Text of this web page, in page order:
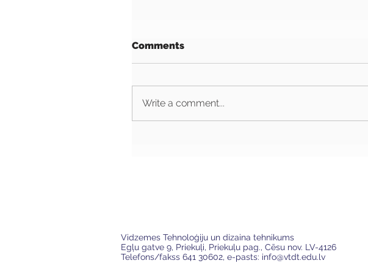
Comments
Write a comment...
Vidzemes Tehnoloģiju un dizaina tehnikums
Egļu gatve 9, Priekuļi, Priekuļu pag., Cēsu nov. LV-4126
Telefons/fakss 641 30602, e-pasts: info@vtdt.edu.lv